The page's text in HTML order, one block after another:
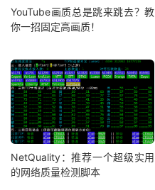
YouTube画质总是跳来跳去？教
你一招固定高画质！
NetQuality：推荐一个超级实用
的网络质量检测脚本